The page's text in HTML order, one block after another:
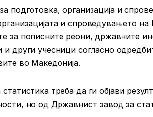
подготовка, организација и
и спроведувањето на
за пописните реони, државните
други учесници согласно
во Македонија.
треба да ги објави
но од Државниот завод за